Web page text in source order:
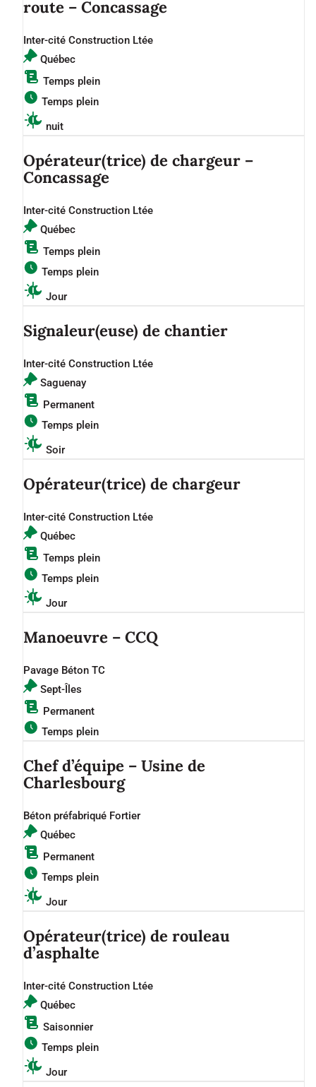
route – Concassage
Inter-cité Construction Ltée
Québec
Temps plein
Temps plein
nuit
Opérateur(trice) de chargeur –
Concassage
Inter-cité Construction Ltée
Québec
Temps plein
Temps plein
Jour
Signaleur(euse) de chantier
Inter-cité Construction Ltée
Saguenay
Permanent
Temps plein
Soir
Opérateur(trice) de chargeur
Inter-cité Construction Ltée
Québec
Temps plein
Temps plein
Jour
Manoeuvre – CCQ
Pavage Béton TC
Sept-Îles
Permanent
Temps plein
Chef d’équipe – Usine de
Charlesbourg
Béton préfabriqué Fortier
Québec
Permanent
Temps plein
Jour
Opérateur(trice) de rouleau
d’asphalte
Inter-cité Construction Ltée
Québec
Saisonnier
Temps plein
Jour